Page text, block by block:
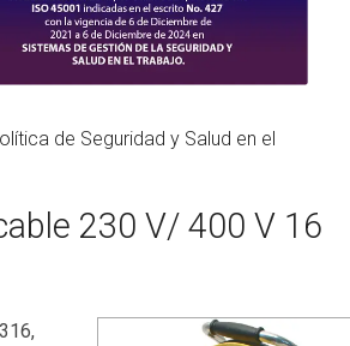
de Seguridad y Salud en el
230 V/ 400 V 16